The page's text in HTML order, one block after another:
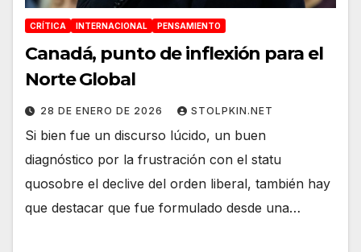
CRÍTICA INTERNACIONAL PENSAMIENTO
Canadá, punto de inflexión para el
Norte Global
28 DE ENERO DE 2026 STOLPKIN.NET
Si bien fue un discurso lúcido, un buen
diagnóstico por la frustración con el statu
quosobre el declive del orden liberal, también hay
que destacar que fue formulado desde una…